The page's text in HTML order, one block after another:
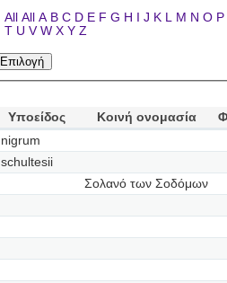
All All A B C D E F G H I J K L M N O P
T U V W X Y Z
Υποείδος Κοινή ονομασία
nigrum
schultesii
Σολανό των Σοδόμων